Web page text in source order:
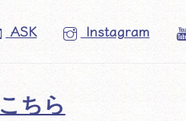
ASK Instagram
こちら